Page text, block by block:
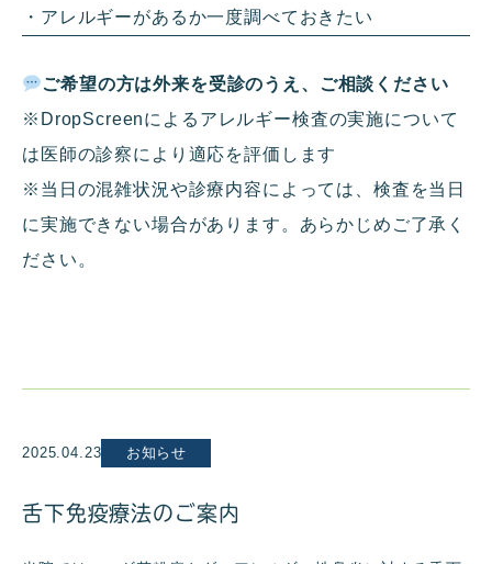
・アレルギーがあるか一度調べておきたい
ご希望の方は外来を受診のうえ、ご相談ください
※DropScreenによるアレルギー検査の実施について
は医師の診察により適応を評価します
※当日の混雑状況や診療内容によっては、検査を当日
に実施できない場合があります。あらかじめご了承く
ださい。
2025.04.23 お知らせ
舌下免疫療法のご案内